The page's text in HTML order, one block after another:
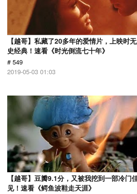
【越哥】私藏了20多年的爱情片，上映时
史经典！速看《时光倒流七十年》
# 549
2019-05-03 01:03
【越哥】豆瓣9.1分，又被我挖到一部冷门
见！速看《鳄鱼波鞋走天涯》